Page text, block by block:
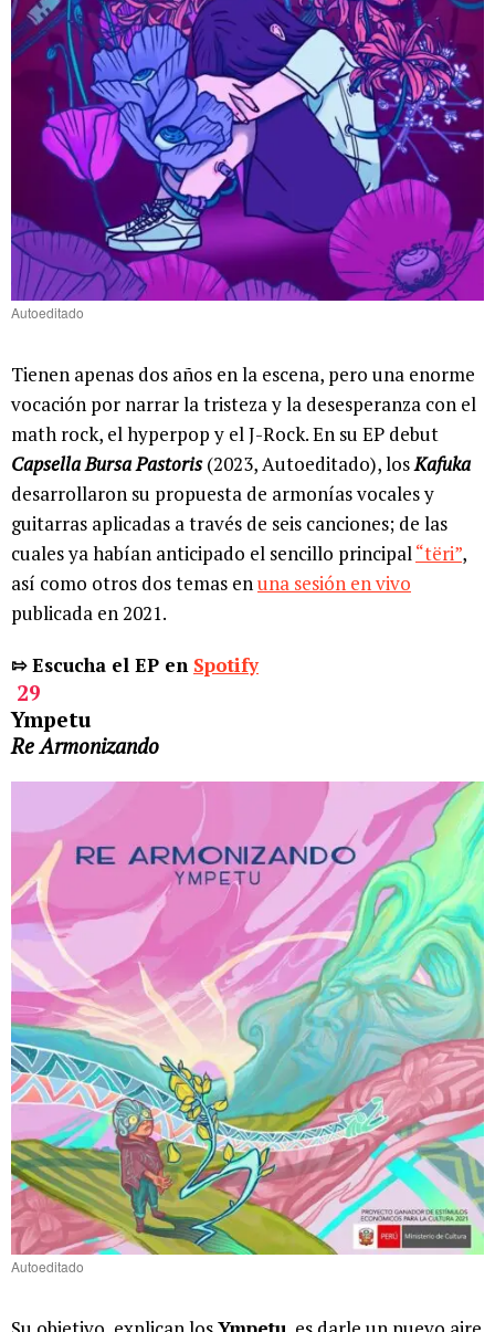
Autoeditado
Tienen apenas dos años en la escena, pero una enorme
vocación por narrar la tristeza y la desesperanza con el
math rock, el hyperpop y el J-Rock. En su EP debut
Capsella Bursa Pastoris(2023, Autoeditado), losKafuka
desarrollaron su propuesta de armonías vocales y
guitarras aplicadas a través de seis canciones; de las
cuales ya habían anticipado el sencillo principal“tëri”,
así como otros dos temas enuna sesión en vivo
publicada en 2021.
⇰ Escucha el EP en Spotify
29
Ympetu
Re Armonizando
Autoeditado